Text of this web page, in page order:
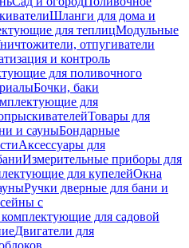
Шланги для дома и
для теплицМодульные
отпугиватели
и контроль
для поливочного
Бочки, баки
для
Товары для
и сауныБондарные
Аксессуары для
Измерительные приборы для
для купелейОкна
Ручки дверные для бани и
с
для садовой
Двигатели для